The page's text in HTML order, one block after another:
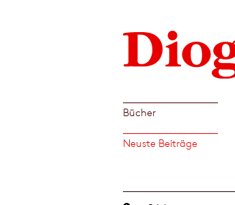
Bücher
Neuste Beiträge